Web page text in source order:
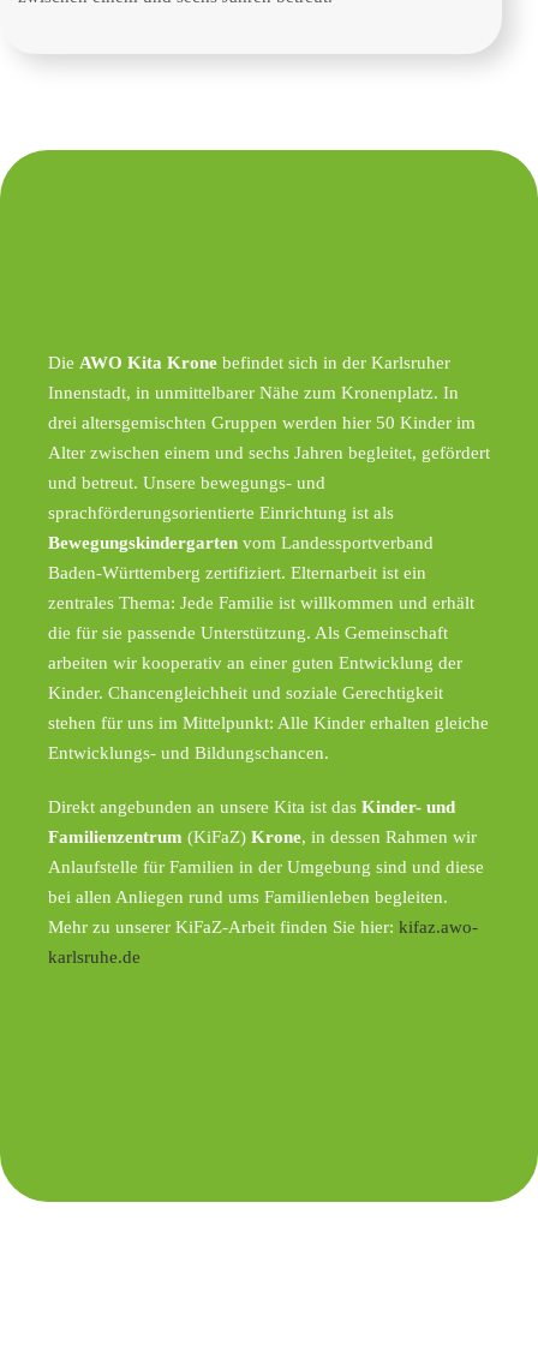
Die AWO Kita Krone befindet sich in der Karlsruher
Innenstadt, in unmittelbarer Nähe zum Kronenplatz. In
drei altersgemischten Gruppen werden hier 50 Kinder im
Alter zwischen einem und sechs Jahren begleitet, gefördert
und betreut. Unsere bewegungs- und
sprachförderungsorientierte Einrichtung ist als
Bewegungskindergarten vom Landessportverband
Baden-Württemberg zertifiziert. Elternarbeit ist ein
zentrales Thema: Jede Familie ist willkommen und erhält
die für sie passende Unterstützung. Als Gemeinschaft
arbeiten wir kooperativ an einer guten Entwicklung der
Kinder. Chancengleichheit und soziale Gerechtigkeit
stehen für uns im Mittelpunkt: Alle Kinder erhalten gleiche
Entwicklungs- und Bildungschancen.
Direkt angebunden an unsere Kita ist das Kinder- und
Familienzentrum (KiFaZ) Krone, in dessen Rahmen wir
Anlaufstelle für Familien in der Umgebung sind und diese
bei allen Anliegen rund ums Familienleben begleiten.
Mehr zu unserer KiFaZ-Arbeit finden Sie hier: kifaz.awo-
karlsruhe.de